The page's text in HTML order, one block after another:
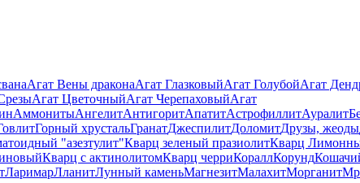
Агат Вены драконаАгат ГлазковыйАгат ГолубойАгат
Агат ЦветочныйАгат ЧерепаховыйАгат
АммонитыАнгелитАнтигоритАпатитАстрофиллитАуралит
Горный хрустальГранатДжеспилитДоломитДрузы, жеоды
"азезтулит"Кварц зеленый празиолитКварц
Кварц с актинолитомКварц черриКораллКорунд
ЛаримарЛланитЛунный каменьМагнезитМалахитМорганит